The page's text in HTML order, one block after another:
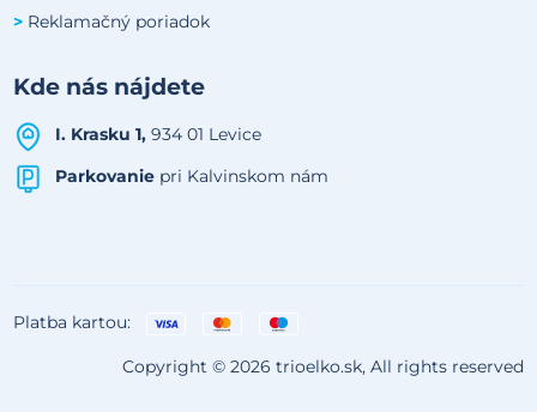
> Reklamačný poriadok
Kde nás nájdete
I. Krasku 1,934 01 Levice
Parkovanie pri Kalvinskom nám
Platba kartou:
Copyright © 2026 trioelko.sk, All rights reserved